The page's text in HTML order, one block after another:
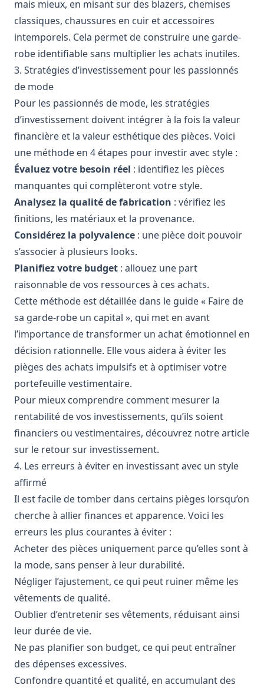
mais mieux, en misant sur des blazers, chemises
classiques, chaussures en cuir et accessoires
intemporels. Cela permet de construire une garde-
robe identifiable sans multiplier les achats inutiles.
3. Stratégies d’investissement pour les passionnés
de mode
Pour les passionnés de mode, les stratégies
d’investissement doivent intégrer à la fois la valeur
financière et la valeur esthétique des pièces. Voici
une méthode en 4 étapes pour investir avec style :
Évaluez votre besoin réel : identifiez les pièces
manquantes qui complèteront votre style.
Analysez la qualité de fabrication : vérifiez les
finitions, les matériaux et la provenance.
Considérez la polyvalence : une pièce doit pouvoir
s’associer à plusieurs looks.
Planifiez votre budget : allouez une part
raisonnable de vos ressources à ces achats.
Cette méthode est détaillée dans le guide « Faire de
sa garde-robe un capital », qui met en avant
l’importance de transformer un achat émotionnel en
décision rationnelle. Elle vous aidera à éviter les
pièges des achats impulsifs et à optimiser votre
portefeuille vestimentaire.
Pour mieux comprendre comment mesurer la
rentabilité de vos investissements, qu’ils soient
financiers ou vestimentaires, découvrez notre article
sur le retour sur investissement.
4. Les erreurs à éviter en investissant avec un style
affirmé
Il est facile de tomber dans certains pièges lorsqu’on
cherche à allier finances et apparence. Voici les
erreurs les plus courantes à éviter :
Acheter des pièces uniquement parce qu’elles sont à
la mode, sans penser à leur durabilité.
Négliger l’ajustement, ce qui peut ruiner même les
vêtements de qualité.
Oublier d’entretenir ses vêtements, réduisant ainsi
leur durée de vie.
Ne pas planifier son budget, ce qui peut entraîner
des dépenses excessives.
Confondre quantité et qualité, en accumulant des